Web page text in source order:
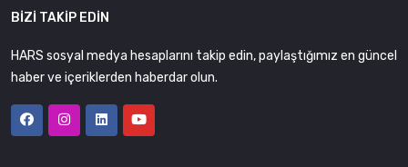
BIZI TAKIP EDIN
HARS sosyal medya hesaplarını takip edin, paylaştığımız en güncel
haber ve içeriklerden haberdar olun.